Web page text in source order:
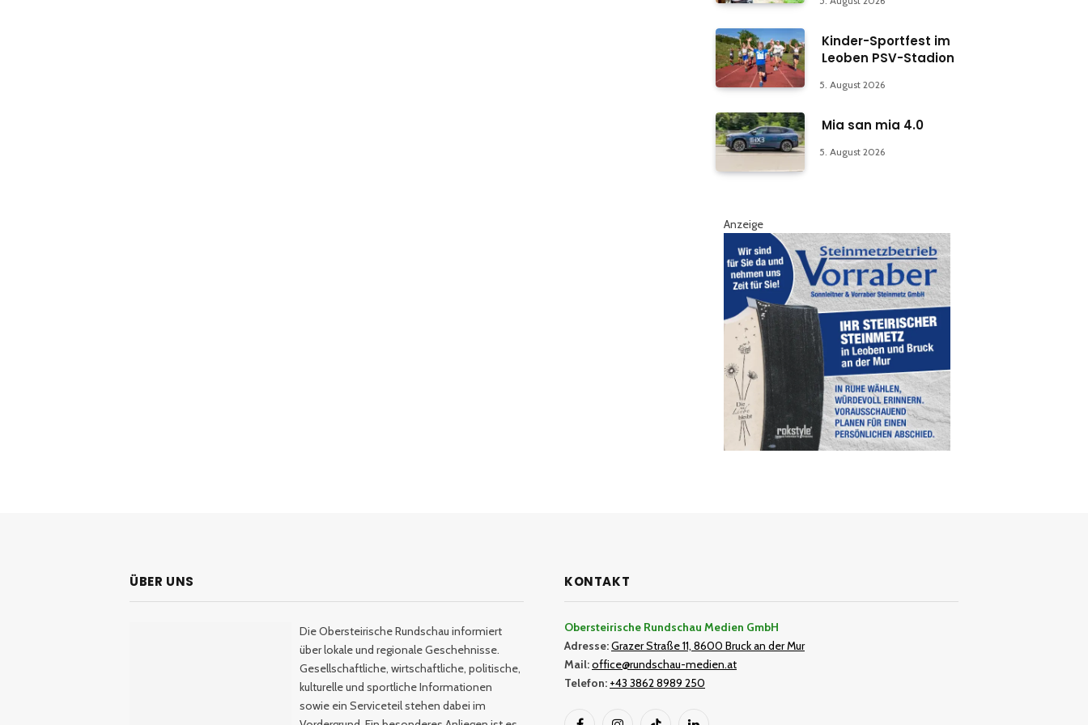
Kinder-Sportfest im
Leoben PSV-Stadion
5. August 2026
Mia san mia 4.0
5. August 2026
Anzeige
ÜBER UNS
Die Obersteirische Rundschau informiert
über lokale und regionale Geschehnisse.
Gesellschaftliche, wirtschaftliche, politische,
kulturelle und sportliche Informationen
sowie ein Serviceteil stehen dabei im
KONTAKT
Obersteirische Rundschau Medien GmbH
Adresse:Grazer Straße 11, 8600 Bruck an der Mur
Mail:office@rundschau-medien.at
Telefon: +43 3862 8989 250